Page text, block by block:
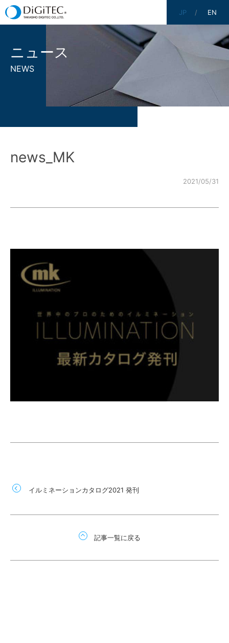
JP EN
ニュース
NEWS
news_MK
2021/05/31
イルミネーションカタログ2021 発刊
記事一覧に戻る